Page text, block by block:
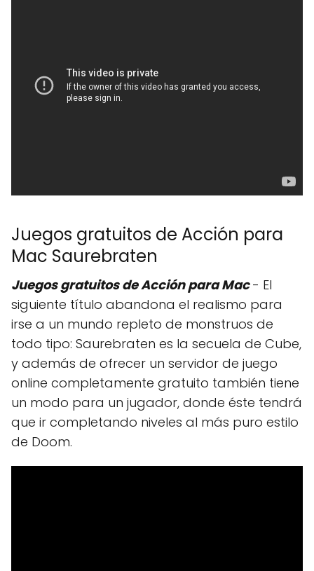
Juegos gratuitos de Acción para
Mac Saurebraten
Juegos gratuitos de Acción para Mac - El
siguiente título abandona el realismo para
irse a un mundo repleto de monstruos de
todo tipo: Saurebraten es la secuela de Cube,
y además de ofrecer un servidor de juego
online completamente gratuito también tiene
un modo para un jugador, donde éste tendrá
que ir completando niveles al más puro estilo
de Doom.